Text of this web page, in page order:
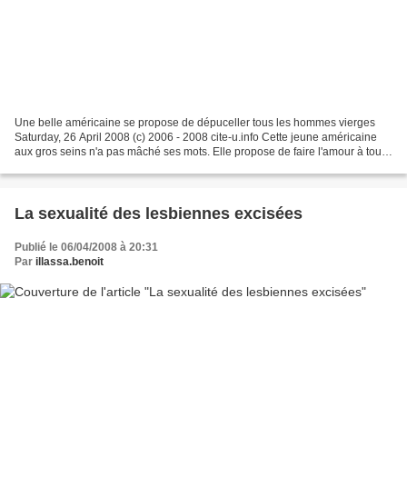
Une belle américaine se propose de dépuceller tous les hommes vierges
Saturday, 26 April 2008 (c) 2006 - 2008 cite-u.info Cette jeune américaine
aux gros seins n'a pas mâché ses mots. Elle propose de faire l'amour à tous
La sexualité des lesbiennes excisées
Publié le 06/04/2008 à 20:31
Par illassa.benoit